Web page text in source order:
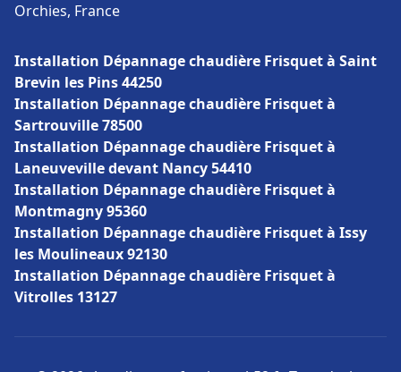
Orchies, France
Installation Dépannage chaudière Frisquet à Saint
Brevin les Pins 44250
Installation Dépannage chaudière Frisquet à
Sartrouville 78500
Installation Dépannage chaudière Frisquet à
Laneuveville devant Nancy 54410
Installation Dépannage chaudière Frisquet à
Montmagny 95360
Installation Dépannage chaudière Frisquet à Issy
les Moulineaux 92130
Installation Dépannage chaudière Frisquet à
Vitrolles 13127